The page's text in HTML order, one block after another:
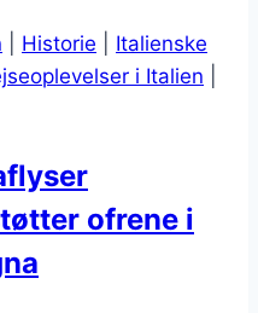
Historie
Italienske
i Italien
ofrene i